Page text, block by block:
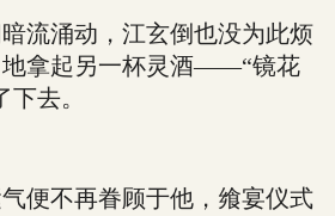
涌动，江玄倒也没为此烦
地拿起另一杯灵酒——“镜花
去。
不再眷顾于他，飨宴仪式